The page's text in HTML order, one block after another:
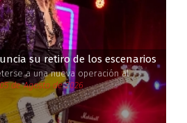
su retiro de los escenarios
a una nueva operación al
de Agosto de 2026